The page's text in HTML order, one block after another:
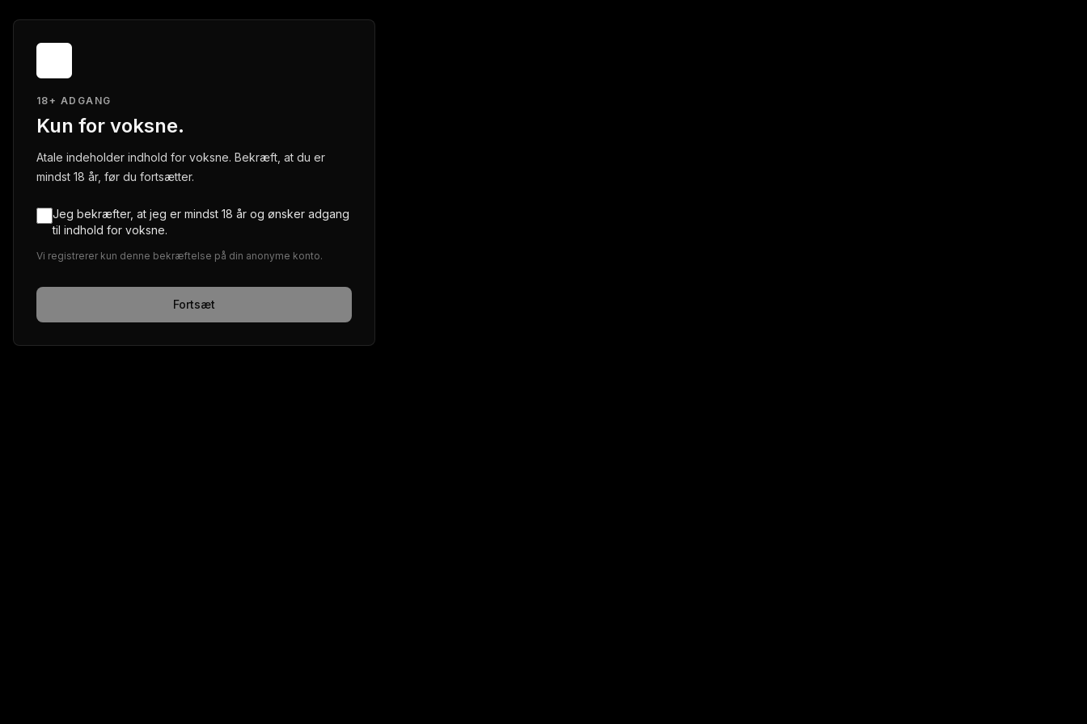
18+ ADGANG
Kun for voksne.
Atale indeholder indhold for voksne. Bekræft, at du er
mindst 18 år, før du fortsætter.
Jeg bekræfter, at jeg er mindst 18 år og ønsker adgang
til indhold for voksne.
Vi registrerer kun denne bekræftelse på din anonyme konto.
Fortsæt